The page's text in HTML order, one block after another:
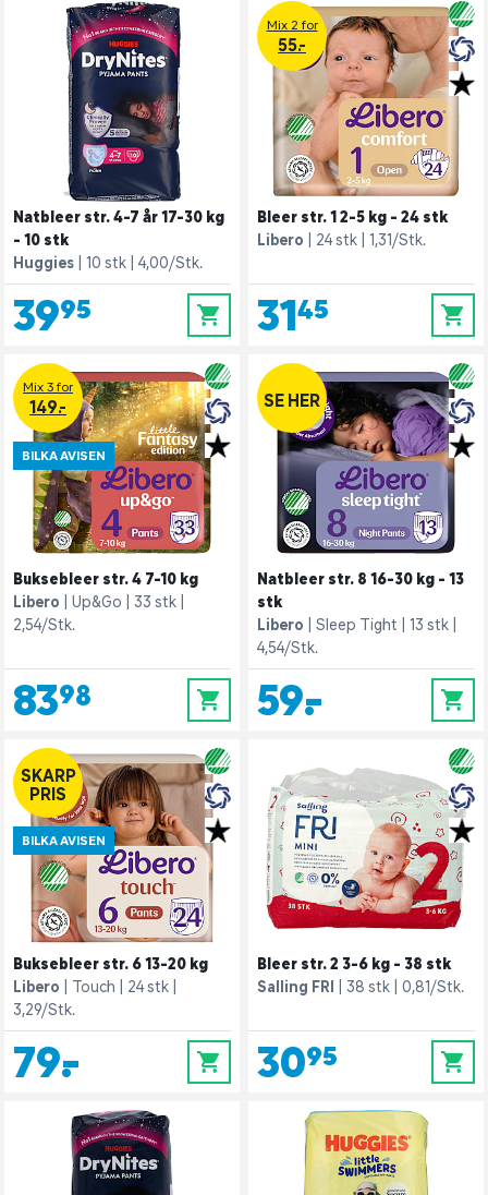
Natbleer str. 4-7 år 17-30 kg
- 10 stk
Huggies
10 stk 4,00/Stk.
39,95 0
Mix 2 for
55.-
Bleer str. 1 2-5 kg - 24 stk
Libero
24 stk 1,31/Stk.
31,45 0
Mix 3 for
149.-
BILKA AVISEN
Buksebleer str. 4 7-10 kg
Libero
Up&Go
33 stk
2,54/Stk.
83,98 0
SE HER
Natbleer str. 8 16-30 kg - 13
stk
Libero
Sleep Tight
13 stk
4,54/Stk.
59,- 0
SKARP
PRIS
BILKA AVISEN
Buksebleer str. 6 13-20 kg
Libero
Touch
24 stk
3,29/Stk.
79,- 0
Bleer str. 2 3-6 kg - 38 stk
Salling FRI
38 stk 0,81/Stk.
30,95 0